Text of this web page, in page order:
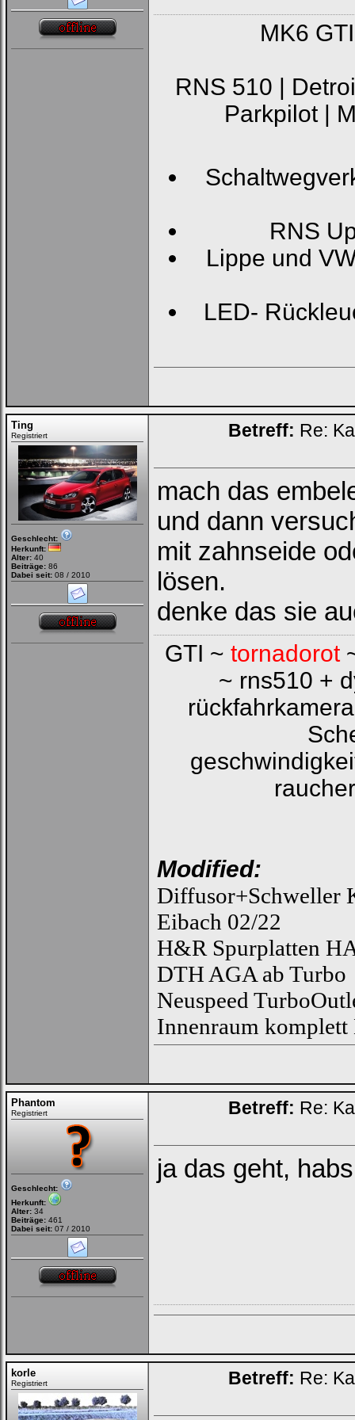
automatisch einloggen.MK6
RNS 510 |
Parkpilot |
RNS
Lippe und
LED-
Ting
Registriert
Geschlecht:
Herkunft:
Alter: 40
Beiträge: 86
Dabei seit: 08 / 2010
Betreff: Re:
mach das
und dann
mit zahnseide
lösen.
denke das sie
GTI ~ tornadorot
~ rns510 +
Modified:
Diffusor+Schweller
Eibach 02/22
H&R Spurplatten
DTH AGA ab Turbo
Neuspeed
Innenraum
Phantom
Registriert
Geschlecht:
Herkunft:
Alter: 34
Beiträge: 461
Dabei seit: 07 / 2010
Betreff: Re:
ja das geht,
korle
Registriert Betreff: Re: